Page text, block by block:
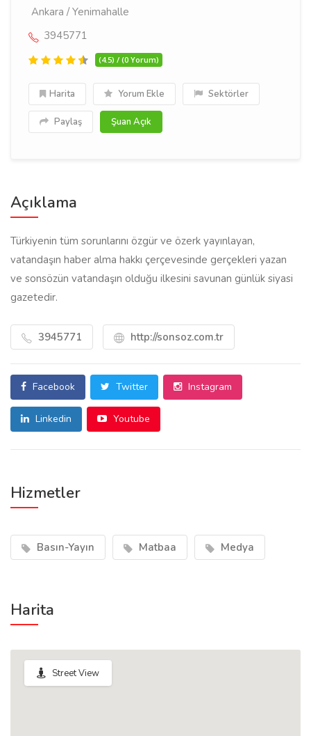
Ankara / Yenimahalle
3945771
(4.5) / (0 Yorum)
Harita Yorum Ekle Sektörler
Paylaş Şuan Açık
Açıklama
Türkiyenin tüm sorunlarını özgür ve özerk yayınlayan,
vatandaşın haber alma hakkı çerçevesinde gerçekleri yazan
ve sonsözün vatandaşın olduğu ilkesini savunan günlük siyasi
gazetedir.
3945771 http://sonsoz.com.tr
Facebook Twitter Instagram
Linkedin Youtube
Hizmetler
Basın-Yayın Matbaa Medya
Harita
Street View